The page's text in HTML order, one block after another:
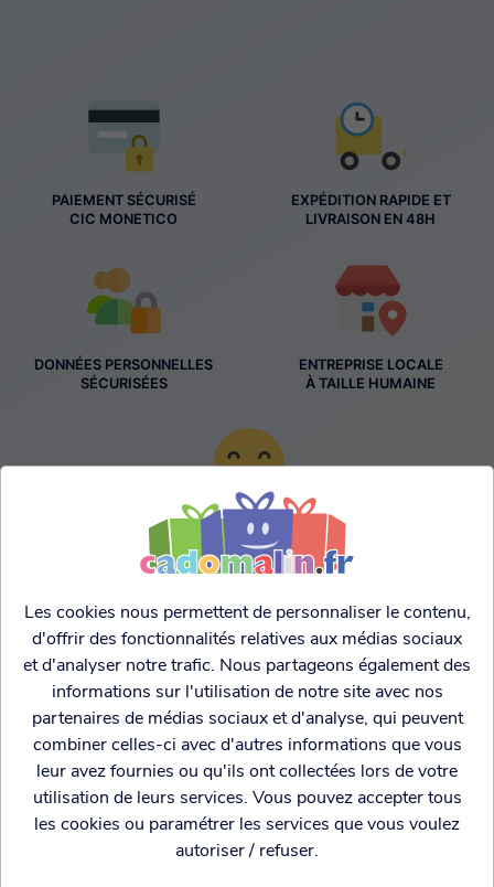
PAIEMENT SÉCURISÉ
CIC MONETICO
EXPÉDITION RAPIDE ET
LIVRAISON EN 48H
DONNÉES PERSONNELLES
SÉCURISÉES
ENTREPRISE LOCALE
À TAILLE HUMAINE
TARIFS AGRESSIFS &
FRANCO LEGER
Les cookies nous permettent de personnaliser le contenu,
d'offrir des fonctionnalités relatives aux médias sociaux
et d'analyser notre trafic. Nous partageons également des
informations sur l'utilisation de notre site avec nos
partenaires de médias sociaux et d'analyse, qui peuvent
combiner celles-ci avec d'autres informations que vous
leur avez fournies ou qu'ils ont collectées lors de votre
utilisation de leurs services. Vous pouvez accepter tous
les cookies ou paramétrer les services que vous voulez
autoriser / refuser.